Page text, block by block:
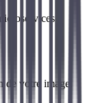
de votre image.